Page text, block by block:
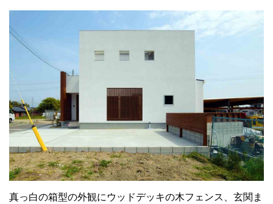
真っ白の箱型の外観にウッドデッキの木フェンス、玄関ま